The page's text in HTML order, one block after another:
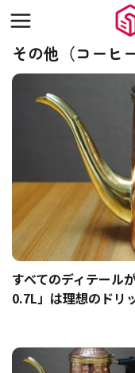
その他（コーヒー
すべてのディテール
0.7L」は理想のドリ